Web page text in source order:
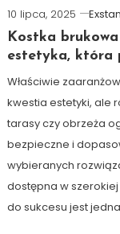
10 lipca, 2025
Kostka
estetyka, która
Właściwie
kwestia estetyki, ale
tarasy czy obrzeża
bezpieczne i
wybieranych
dostępna w
do sukcesu jest